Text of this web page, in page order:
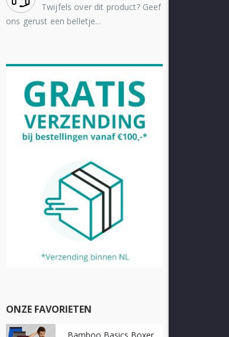
Twijfels over dit product? Geef
ons gerust een belletje...
ONZE FAVORIETEN